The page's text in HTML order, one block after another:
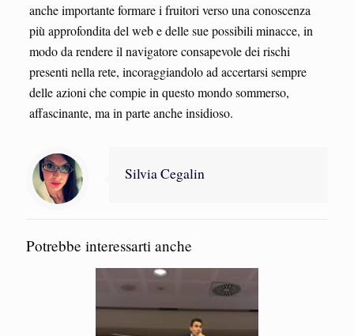
anche importante formare i fruitori verso una conoscenza
più approfondita del web e delle sue possibili minacce, in
modo da rendere il navigatore consapevole dei rischi
presenti nella rete, incoraggiandolo ad accertarsi sempre
delle azioni che compie in questo mondo sommerso,
affascinante, ma in parte anche insidioso.
Silvia Cegalin
Potrebbe interessarti anche